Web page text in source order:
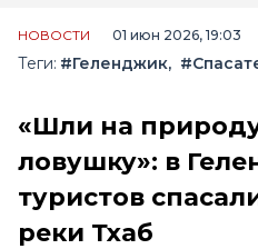
НОВОСТИ 01 июн 2026, 19:03
Теги: #Геленджик
«Шли на
ловушку»: в
туристов
реки Тхаб